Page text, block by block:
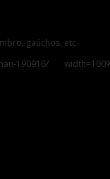
gaúchos, etc.
190916/